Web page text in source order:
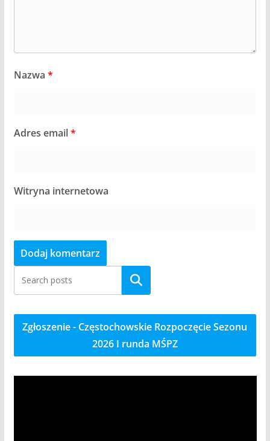
Nazwa *
Adres email*
Witryna internetowa
Szukaj
Zgłoszenie - Częstochowskie Rozpoczęcie Sezonu
2026 I runda MŚPZ